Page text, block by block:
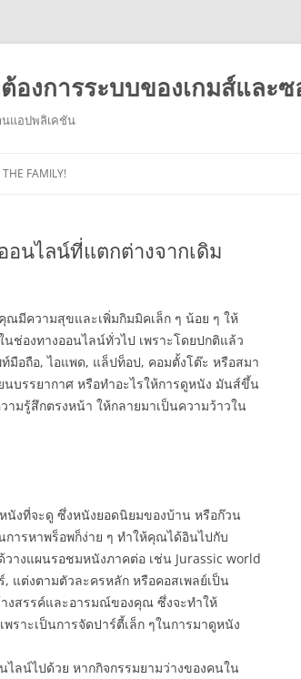
งการระบบของเกมส์และ
นแอปพลิเคชัน
FAMILY!
นไลน์ที่แตกต่างจากเดิม
ณมีความสุขและเพิ่มกิมมิคเล็ก ๆ น้อย ๆ ให้
ช่องทางออนไลน์ทั่วไป เพราะโดยปกติแล้ว
อถือ, ไอแพด, แล็ปท็อป, คอมตั้งโต๊ะ หรือสมา
บรรยากาศ หรือทำอะไรให้การดูหนัง มันส์ขึ้น
มรู้สึกตรงหน้า ให้กลายมาเป็นความว้าวใน
นังที่จะดู ซึ่งหนังยอดนิยมของบ้าน หรือก๊วน
ารหาพร็อพก็ง่าย ๆ ทำให้คุณได้อินไปกับ
างแผนรอชมหนังภาคต่อ เช่น Jurassic world
แต่งตามตัวละครหลัก หรือคอสเพลย์เป็น
งสรรค์และอารมณ์ของคุณ ซึ่งจะทำให้
ราะเป็นการจัดปาร์ตี้เล็ก ๆในการมาดูหนัง
ลน์ไปด้วย หากกิจกรรมยามว่างของคนใน